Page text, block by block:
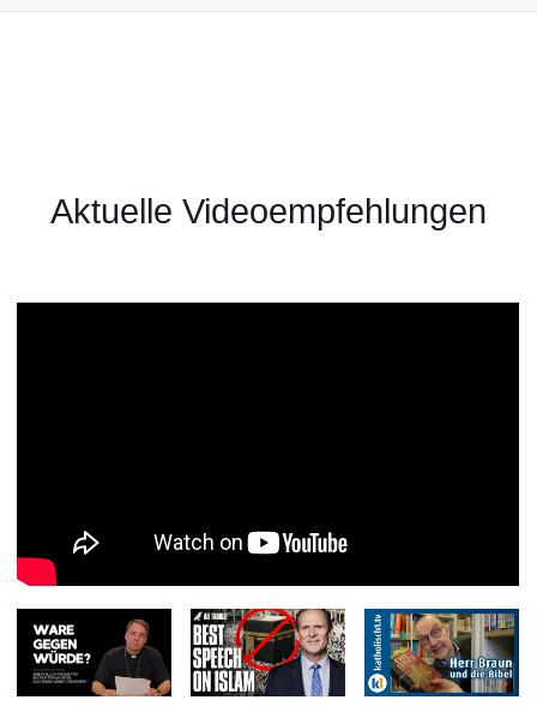
Aktuelle Videoempfehlungen